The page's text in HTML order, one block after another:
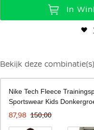
In
Bekijk deze combinatie(s)
Nike Tech Fleece
Sportswear Kids
87,98 150,00